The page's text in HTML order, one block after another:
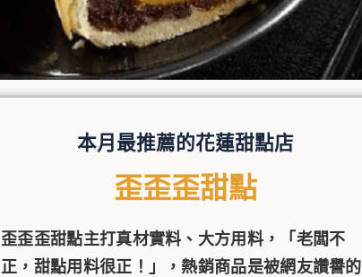
本月最推薦的花蓮甜點店
歪歪歪甜點
歪歪歪甜點主打真材實料、大方用料，「老闆不
正，甜點用料很正！」，熱銷商品是被網友讚譽的